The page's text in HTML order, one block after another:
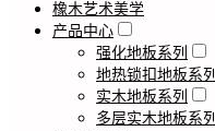
橡木艺术美学
产品中心
强化地板系列
地热锁扣地板系列
实木地板系列
多层实木地板系列